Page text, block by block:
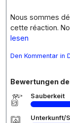
Nous sommes
cette réaction.
lesen
Den Kommentar in
Bewertungen
Sauberkeit
Unterkunft/